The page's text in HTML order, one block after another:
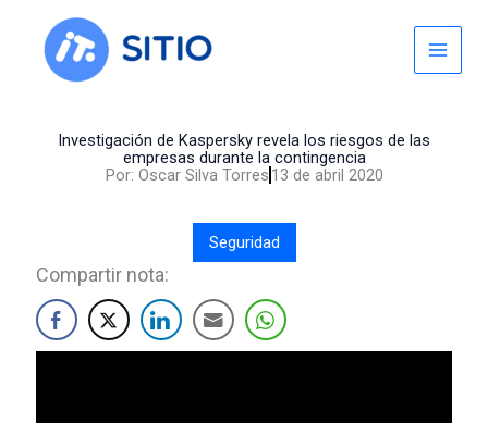
content
Investigación de Kaspersky revela los riesgos de las
empresas durante la contingencia
Por: Oscar Silva Torres 13 de abril 2020
Seguridad
Compartir nota: